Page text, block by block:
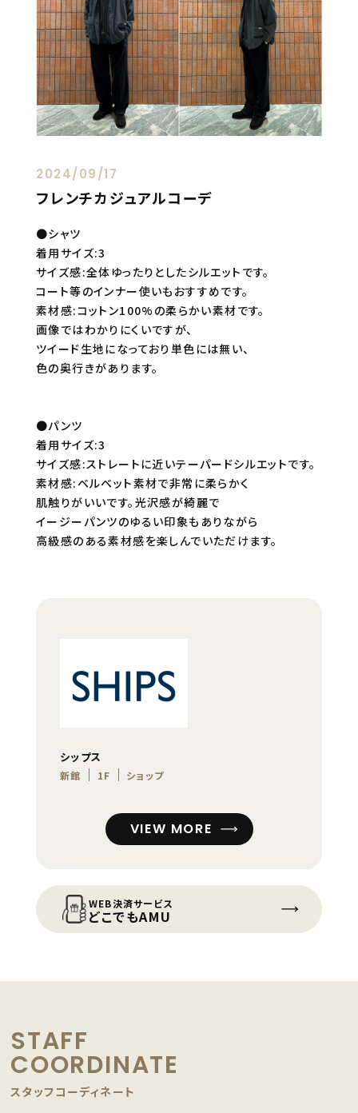
2024/09/17
フレンチカジュアルコーデ
●シャツ
着用サイズ:3
サイズ感:全体ゆったりとしたシルエットです。
コート等のインナー使いもおすすめです。
素材感:コットン100%の柔らかい素材です。
画像ではわかりにくいですが、
ツイード生地になっており単色には無い、
色の奥行きがあります。
●パンツ
着用サイズ:3
サイズ感:ストレートに近いテーパードシルエットです。
素材感:ベルベット素材で非常に柔らかく
肌触りがいいです。光沢感が綺麗で
イージーパンツのゆるい印象もありながら
高級感のある素材感を楽しんでいただけます。
シップス
新館 1F ショップ
VIEW MORE
WEB決済サービス
どこでもAMU
STAFF
COORDINATE
スタッフコーディネート